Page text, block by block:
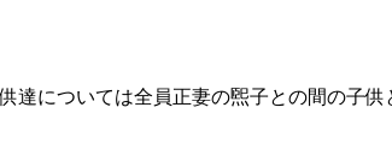
達については全員正妻の煕子との間の子供